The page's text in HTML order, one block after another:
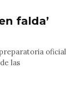
falda’
oficial
las